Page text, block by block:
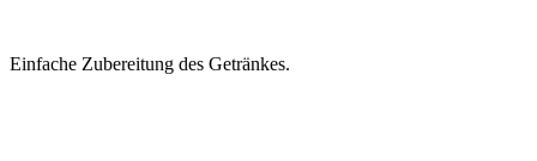
Einfache Zubereitung des Getränkes.